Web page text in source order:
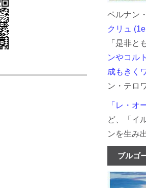
ペルナン
クリュ
「是非と
ンやコル
成もきく
ン・テロ
「レ・オ
ど、「イ
ンを生み
ブルゴ